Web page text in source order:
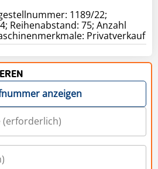
1189/22;
Reihenabstand: 75; Anzahl
anzeigen